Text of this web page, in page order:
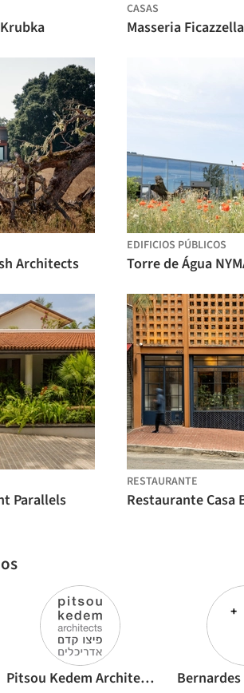
CASAS
Masseria
Architects
EDIFICIOS PÚBLICOS
Torre de Água
Parallels
RESTAURANTE
Pitsou Kedem Architects